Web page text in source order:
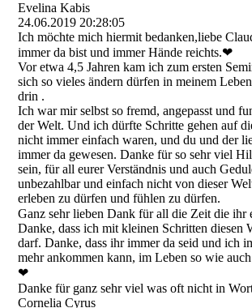
Evelina Kabis
24.06.2019 20:28:05
Ich möchte mich hiermit bedanken,liebe
immer da bist und immer Hände reichts.❤
Vor etwa 4,5 Jahren kam ich zum ersten
sich so vieles ändern dürfen in meinem
drin .
Ich war mir selbst so fremd, angepasst und
der Welt. Und ich dürfte Schritte gehen auf
nicht immer einfach waren, und du und der
immer da gewesen. Danke für so sehr viel
sein, für all eurer Verständnis und auch
unbezahlbar und einfach nicht von dieser
erleben zu dürfen und fühlen zu dürfen.
Ganz sehr lieben Dank für all die Zeit die ihr
Danke, dass ich mit kleinen Schritten diesen
darf. Danke, dass ihr immer da seid und ich
mehr ankommen kann, im Leben so wie
❤
Danke für ganz sehr viel was oft nicht in
Cornelia Cyrus